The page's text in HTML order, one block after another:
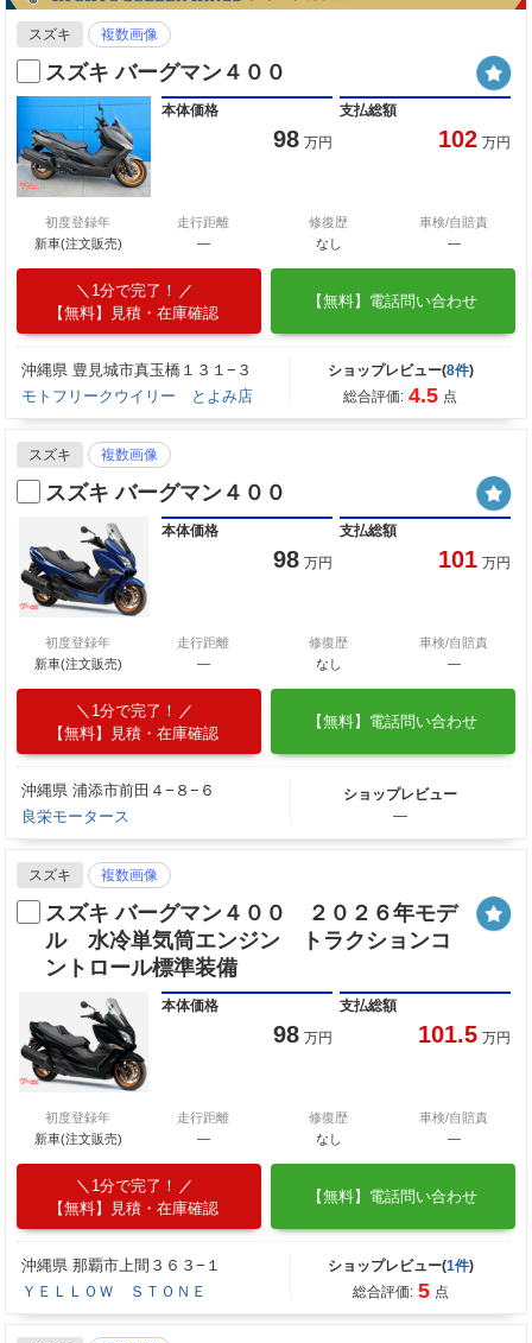
スズキ 複数画像
スズキ バーグマン４００
本体価格
98 万円
支払総額
102 万円
初度登録年
新車(注文販売)
走行距離
―
修復歴
なし
車検/自賠責
―
1分で完了！
【無料】見積・在庫確認
【無料】電話問い合わせ
沖縄県 豊見城市真玉橋１３１−３
モトフリークウイリー とよみ店
ショップレビュー(8件)
総合評価: 4.5 点
スズキ 複数画像
スズキ バーグマン４００
本体価格
98 万円
支払総額
101 万円
初度登録年
新車(注文販売)
走行距離
―
修復歴
なし
車検/自賠責
―
1分で完了！
【無料】見積・在庫確認
【無料】電話問い合わせ
沖縄県 浦添市前田４−８−６
良栄モータース
ショップレビュー
―
スズキ 複数画像
スズキ バーグマン４００ ２０２６年モデ
ル 水冷単気筒エンジン トラクションコ
ントロール標準装備
本体価格
98 万円
支払総額
101.5 万円
初度登録年
新車(注文販売)
走行距離
―
修復歴
なし
車検/自賠責
―
1分で完了！
【無料】見積・在庫確認
【無料】電話問い合わせ
沖縄県 那覇市上間３６３−１
ＹＥＬＬＯＷ ＳＴＯＮＥ
ショップレビュー(1件)
総合評価: 5 点